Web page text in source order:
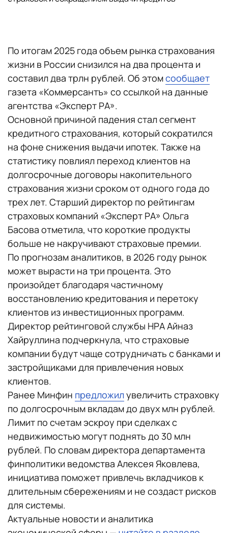
По итогам 2025 года объем рынка страхования
жизни в России снизился на два процента и
составил два трлн рублей. Об этомсообщает
газета «Коммерсантъ» со ссылкой на данные
агентства «Эксперт РА».
Основной причиной падения стал сегмент
кредитного страхования, который сократился
на фоне снижения выдачи ипотек. Также на
статистику повлиял переход клиентов на
долгосрочные договоры накопительного
страхования жизни сроком от одного года до
трех лет. Старший директор по рейтингам
страховых компаний «Эксперт РА» Ольга
Басова отметила, что короткие продукты
больше не накручивают страховые премии.
По прогнозам аналитиков, в 2026 году рынок
может вырасти на три процента. Это
произойдет благодаря частичному
восстановлению кредитования и перетоку
клиентов из инвестиционных программ.
Директор рейтинговой службы НРА Айназ
Хайруллина подчеркнула, что страховые
компании будут чаще сотрудничать с банками и
застройщиками для привлечения новых
клиентов.
Ранее Минфин предложилувеличить страховку
по долгосрочным вкладам до двух млн рублей.
Лимит по счетам эскроу при сделках с
недвижимостью могут поднять до 30 млн
рублей. По словам директора департамента
финполитики ведомства Алексея Яковлева,
инициатива поможет привлечь вкладчиков к
длительным сбережениям и не создаст рисков
для системы.
Актуальные новости и аналитика